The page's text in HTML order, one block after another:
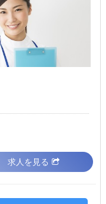
求人を見る